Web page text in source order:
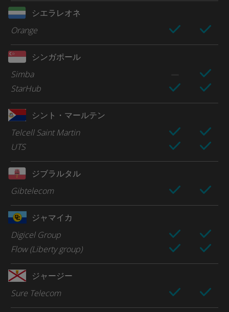
シエラレオネ
Orange
シンガポール
Simba
StarHub
シント・マールテン
Telcell Saint Martin
UTS
ジブラルタル
Gibtelecom
ジャマイカ
Digicel Group
Flow (Liberty group)
ジャージー
Sure Telecom